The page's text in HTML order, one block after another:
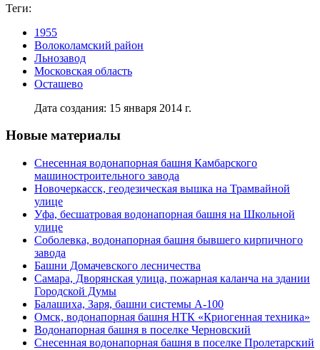
Теги:
1955
Волоколамский район
Льнозавод
Московская область
Осташево
Дата создания: 15 января 2014 г.
Новые материалы
Снесенная водонапорная башня Камбарского
машиностроительного завода
Новочеркасск, геодезическая вышка на Трамвайной
улице
Уфа, бесшатровая водонапорная башня на Школьной
улице
Соболевка, водонапорная башня бывшего кирпичного
завода
Башни Домачевского лесничества
Самара, Дворянская улица, пожарная каланча на здании
Городской Думы
Балашиха, Заря, башни системы А-100
Омск, водонапорная башня НТК «Криогенная техника»
Водонапорная башня в поселке Черновский
Снесенная водонапорная башня в поселке Пролетарский